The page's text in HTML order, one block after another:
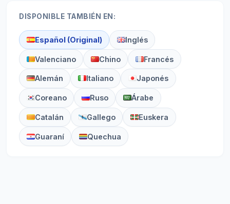
DISPONIBLE TAMBIÉN EN:
Español (Original) Inglés
Valenciano Chino Francés
Alemán Italiano Japonés
Coreano Ruso Árabe
Catalán Gallego Euskera
Guaraní Quechua